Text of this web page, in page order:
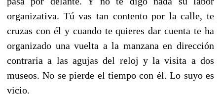
organizativa. Tú vas tan contento por la calle, te
cruzas con él y cuando te quieres dar cuenta te ha
organizado una vuelta a la manzana en dirección
contraria a las agujas del reloj y la visita a dos
museos. No se pierde el tiempo con él. Lo suyo es
vicio.